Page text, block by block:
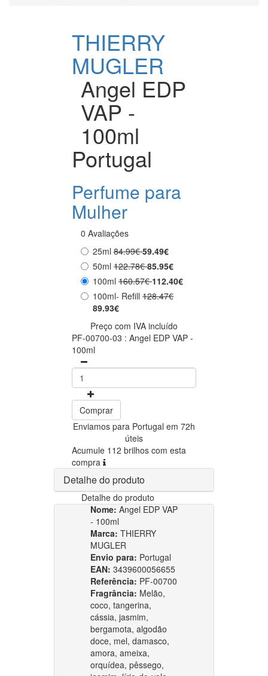
THIERRY
MUGLER
Angel EDP
VAP -
100ml
Portugal
Perfume para
Mulher
0 Avaliações
25ml 84.99€59.49€
50ml 122.78€85.95€
100ml 160.57€112.40€
100ml- Refill 128.47€
89.93€
Preço com IVA incluído
PF-00700-03 : Angel EDP VAP -
100ml
Comprar
Enviamos para Portugal em 72h
úteis
Acumule 112 brilhos com esta
compra
Detalhe do produto
Detalhe do produto
Nome: Angel EDP VAP
- 100ml
Marca: THIERRY
MUGLER
Envio para: Portugal
EAN: 3439600056655
Referência: PF-00700
Fragrância: Melão,
coco, tangerina,
cássia, jasmim,
bergamota, algodão
doce, mel, damasco,
amora, ameixa,
orquídea, pêssego,